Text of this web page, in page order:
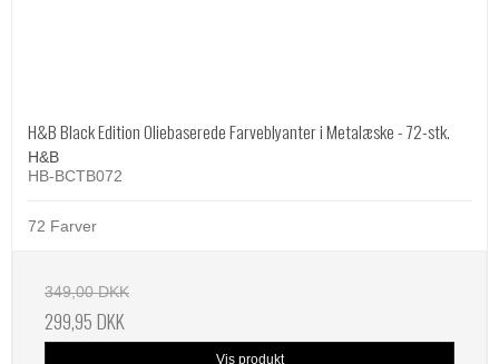
H&B Black Edition Oliebaserede Farveblyanter i Metalæske - 72-stk.
H&B
HB-BCTB072
72 Farver
349,00 DKK
299,95 DKK
Vis produkt